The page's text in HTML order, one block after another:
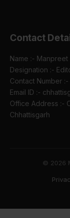
Contact
Name :- Manpreet
Designation :-
Contact Number
Email ID :-
Office Address :-
Chhattisgarh
© 2026